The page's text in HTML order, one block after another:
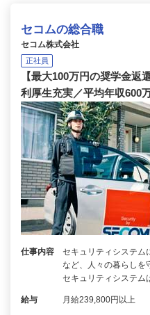
セコムの総合職
セコム株式会社
正社員
【最大100万円の奨学金返
利厚生充実／平均年収600
仕事内容
セキュリティシステム
など、人々の暮らし
セキュリティシステム
給与 月給239,800円以上